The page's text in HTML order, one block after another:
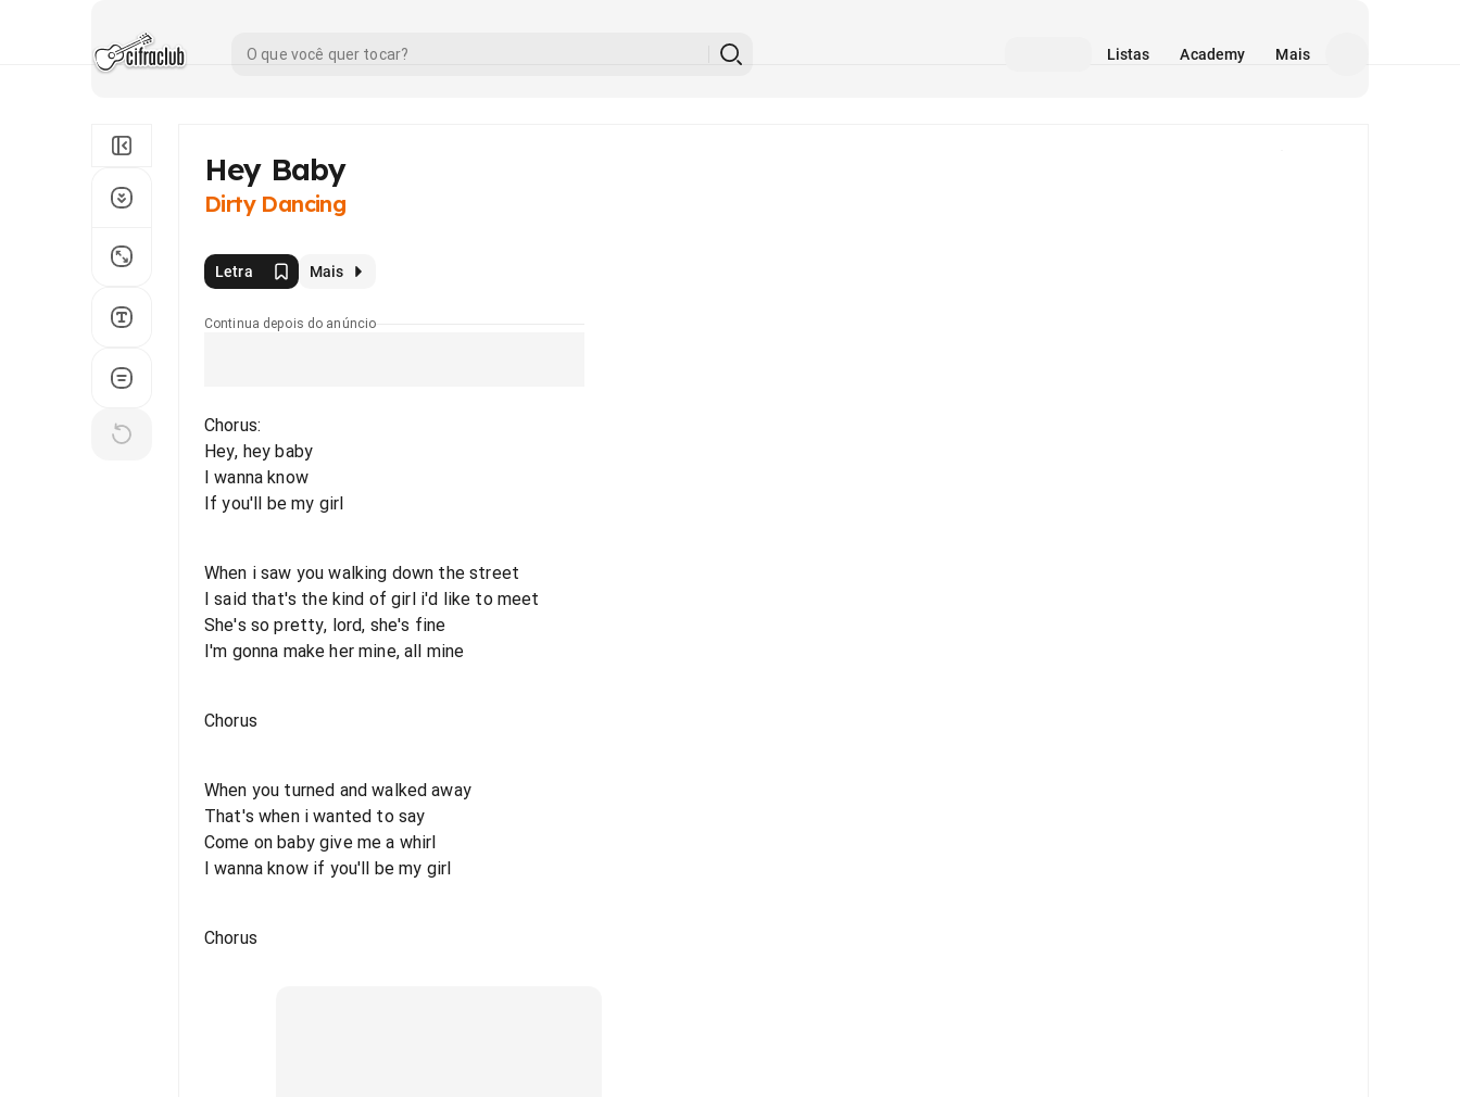
Listas Academy Mais
Hey Baby
Dirty Dancing
Letra Mais
Continua depois do anúncio
Chorus:
Hey, hey baby
I wanna know
If you'll be my girl
When i saw you walking down the street
I said that's the kind of girl i'd like to meet
She's so pretty, lord, she's fine
I'm gonna make her mine, all mine
Chorus
When you turned and walked away
That's when i wanted to say
Come on baby give me a whirl
I wanna know if you'll be my girl
Chorus